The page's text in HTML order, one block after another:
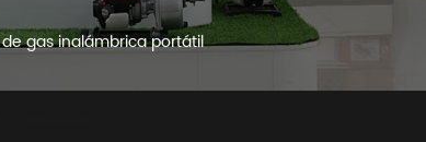
gas inalámbrica portátil